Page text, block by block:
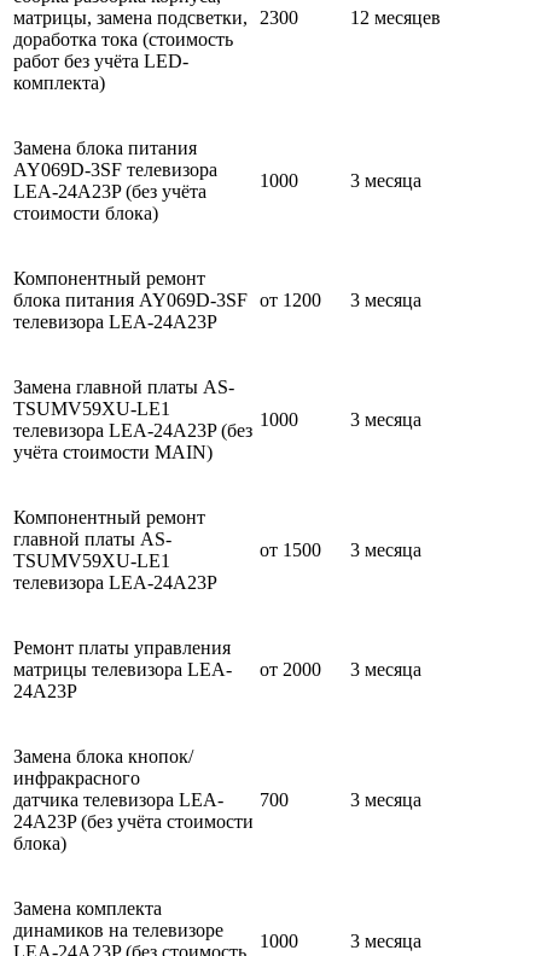
матрицы, замена подсветки,
доработка тока (стоимость
работ без учёта LED-
комплекта)
2300 12 месяцев
Замена блока питания
AY069D-3SF телевизора
LEA-24A23P (без учёта
стоимости блока)
1000 3 месяца
Компонентный ремонт
блока питания AY069D-3SF
телевизора LEA-24A23P
от 1200 3 месяца
Замена главной платы AS-
TSUMV59XU-LE1
телевизора LEA-24A23P (без
учёта стоимости MAIN)
1000 3 месяца
Компонентный ремонт
главной платы AS-
TSUMV59XU-LE1
телевизора LEA-24A23P
от 1500 3 месяца
Ремонт платы управления
матрицы телевизора LEA-
24A23P
от 2000 3 месяца
Замена блока кнопок/
инфракрасного
датчика телевизора LEA-
24A23P (без учёта стоимости
блока)
700 3 месяца
Замена комплекта
динамиков на телевизоре
LEA-24A23P (без стоимость
1000 3 месяца